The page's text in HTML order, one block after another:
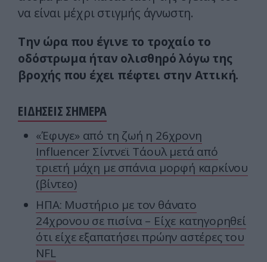
να είναι μέχρι στιγμής άγνωστη.
Την ώρα που έγινε το τροχαίο το
οδόστρωμα ήταν ολισθηρό λόγω της
βροχής που έχει πέφτει στην Αττική.
ΕΙΔΗΣΕΙΣ ΣΗΜΕΡΑ
«Έφυγε» από τη ζωή η 26χρονη
Ιnfluencer Σίντνεϊ Τάουλ μετά από
τριετή μάχη με σπάνια μορφή καρκίνου
(βίντεο)
ΗΠΑ: Mυστήριο με τον θάνατο
24χρονου σε πισίνα – Είχε κατηγορηθεί
ότι είχε εξαπατήσει πρώην αστέρες του
NFL